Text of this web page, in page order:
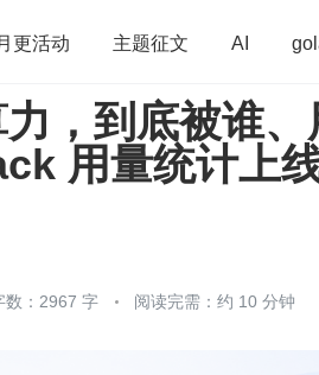
更活动 主题征文 AI
算法 学习方法
运维 深度思考 低代
，到底被谁
用量统计上
数：2967 字 阅读完需：约 10 分钟